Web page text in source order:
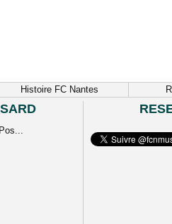
Histoire FC Nantes